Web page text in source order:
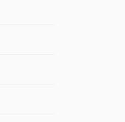
<strike> <strong>